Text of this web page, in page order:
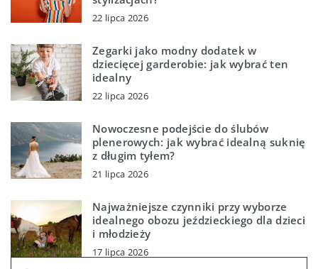
22 lipca 2026
Zegarki jako modny dodatek w
dziecięcej garderobie: jak wybrać ten
idealny
22 lipca 2026
Nowoczesne podejście do ślubów
plenerowych: jak wybrać idealną suknię
z długim tyłem?
21 lipca 2026
Najważniejsze czynniki przy wyborze
idealnego obozu jeździeckiego dla dzieci
i młodzieży
17 lipca 2026